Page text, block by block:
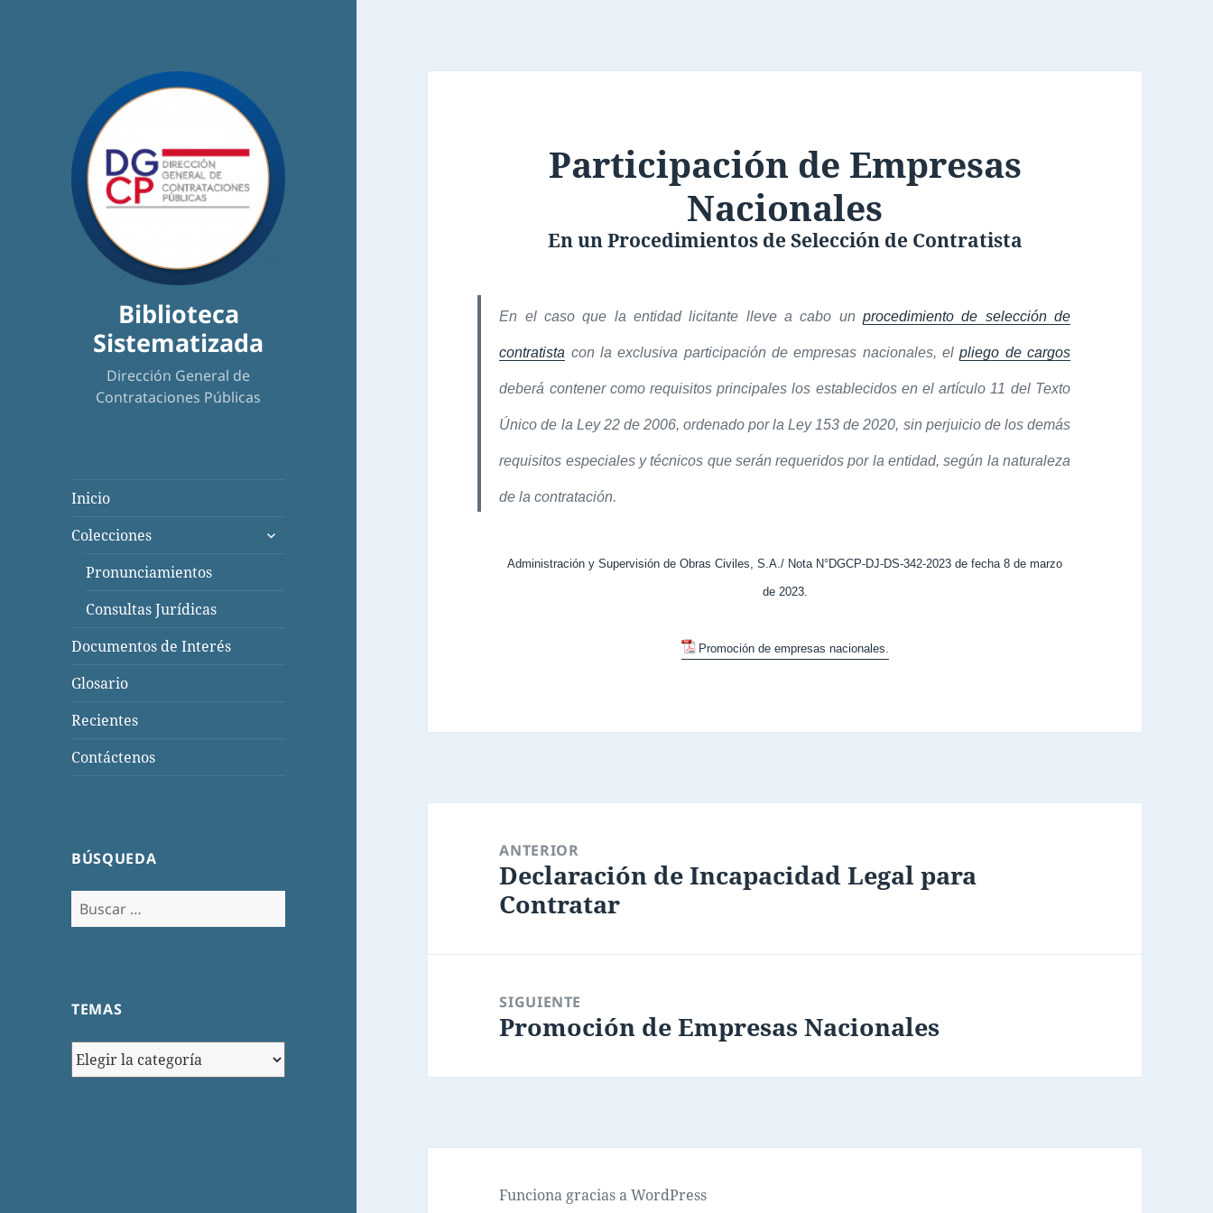
Biblioteca
Sistematizada
Dirección General de
Contrataciones Públicas
Inicio
Colecciones
expande
Pronunciamientos
Consultas Jurídicas
Documentos de Interés
Glosario
Recientes
Contáctenos
BÚSQUEDA
Buscar:
TEMAS
TEMAS
Participación de Empresas
Nacionales
En un Procedimientos de Selección de Contratista
En el caso que la entidad licitante lleve a cabo un procedimiento de selección de
contratista con la exclusiva participación de empresas nacionales, elpliego de cargos
deberá contener como requisitos principales los establecidos en el artículo 11 del Texto
Único de la Ley 22 de 2006, ordenado por la Ley 153 de 2020, sin perjuicio de los demás
requisitos especiales y técnicos que serán requeridos por la entidad, según la naturaleza
de la contratación.
Administración y Supervisión de Obras Civiles, S.A./ Nota N°DGCP-DJ-DS-342-2023 de fecha 8 de marzo
de 2023.
Promoción de empresas nacionales.
entradas
ANTERIOR
Entrada
anterior:
Declaración de Incapacidad Legal para
Contratar
SIGUIENTE
Entrada
Promoción de Empresas Nacionales
Funciona gracias a WordPress